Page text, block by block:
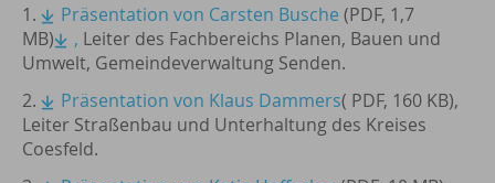
1. Präsentation von Carsten Busche (PDF, 1,7
MB)
, Leiter des Fachbereichs Planen, Bauen und
Umwelt, Gemeindeverwaltung Senden.
2.
Präsentation von Klaus Dammers( PDF, 160 KB),
Leiter Straßenbau und Unterhaltung des Kreises
Coesfeld.